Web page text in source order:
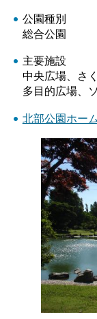
公園種別
総合公園
主要施設
中央広場、さ
多目的広場、
北部公園ホー